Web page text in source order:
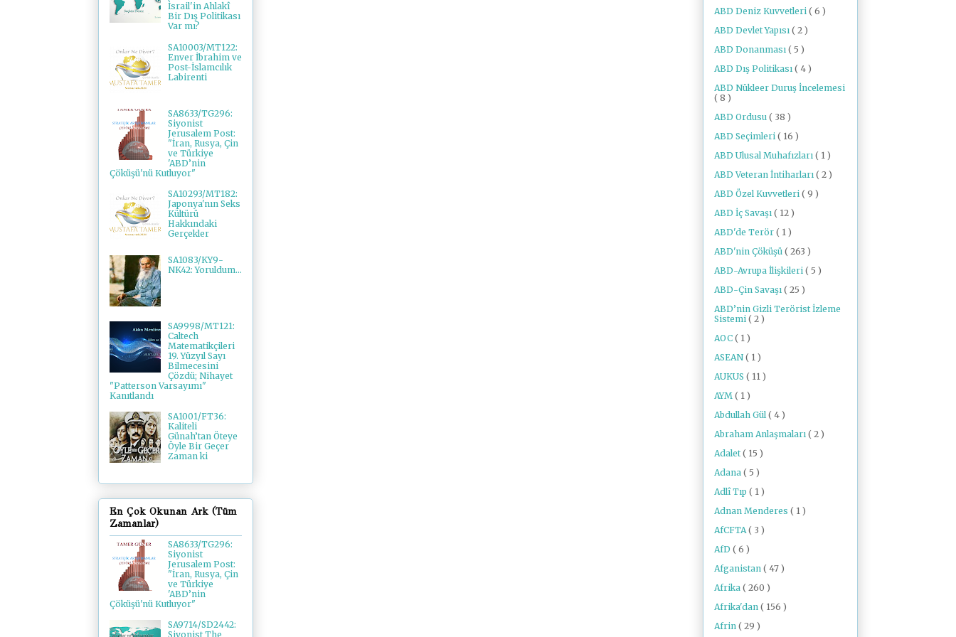
İsrail'in Ahlakî
Bir Dış Politikası
Var mı?
SA10003/MT122:
Enver İbrahim ve
Post-İslamcılık
Labirenti
SA8633/TG296:
Siyonist
Jerusalem Post:
"İran, Rusya, Çin
ve Türkiye
'ABD’nin
Çöküşü'nü Kutluyor"
SA10293/MT182:
Japonya'nın Seks
Kültürü
Hakkındaki
Gerçekler
SA1083/KY9-
NK42: Yoruldum...
SA9998/MT121:
Caltech
Matematikçileri
19. Yüzyıl Sayı
Bilmecesini
Çözdü; Nihayet
"Patterson Varsayımı"
Kanıtlandı
SA1001/FT36:
Kaliteli
Günah’tan Öteye
Öyle Bir Geçer
Zaman ki
En Çok Okunan Ark (Tüm
Zamanlar)
SA8633/TG296:
Siyonist
Jerusalem Post:
"İran, Rusya, Çin
ve Türkiye
'ABD’nin
Çöküşü'nü Kutluyor"
SA9714/SD2442:
Siyonist The
ABD Deniz Kuvvetleri ( 6 )
ABD Devlet Yapısı ( 2 )
ABD Donanması ( 5 )
ABD Dış Politikası ( 4 )
ABD Nükleer Duruş İncelemesi
( 8 )
ABD Ordusu ( 38 )
ABD Seçimleri ( 16 )
ABD Ulusal Muhafızları ( 1 )
ABD Veteran İntiharları ( 2 )
ABD Özel Kuvvetleri ( 9 )
ABD İç Savaşı ( 12 )
ABD'de Terör ( 1 )
ABD'nin Çöküşü ( 263 )
ABD-Avrupa İlişkileri ( 5 )
ABD-Çin Savaşı ( 25 )
ABD’nin Gizli Terörist İzleme
Sistemi ( 2 )
AOC ( 1 )
ASEAN ( 1 )
AUKUS ( 11 )
AYM ( 1 )
Abdullah Gül ( 4 )
Abraham Anlaşmaları ( 2 )
Adalet ( 15 )
Adana ( 5 )
Adlî Tıp ( 1 )
Adnan Menderes ( 1 )
AfCFTA ( 3 )
AfD ( 6 )
Afganistan ( 47 )
Afrika ( 260 )
Afrika'dan ( 156 )
Afrin ( 29 )